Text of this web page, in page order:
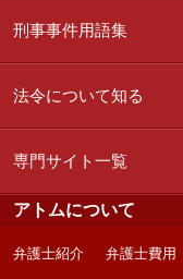
刑事事件用語集
法令について知る
専門サイト一覧
アトムについて
弁護士紹介 弁護士費用